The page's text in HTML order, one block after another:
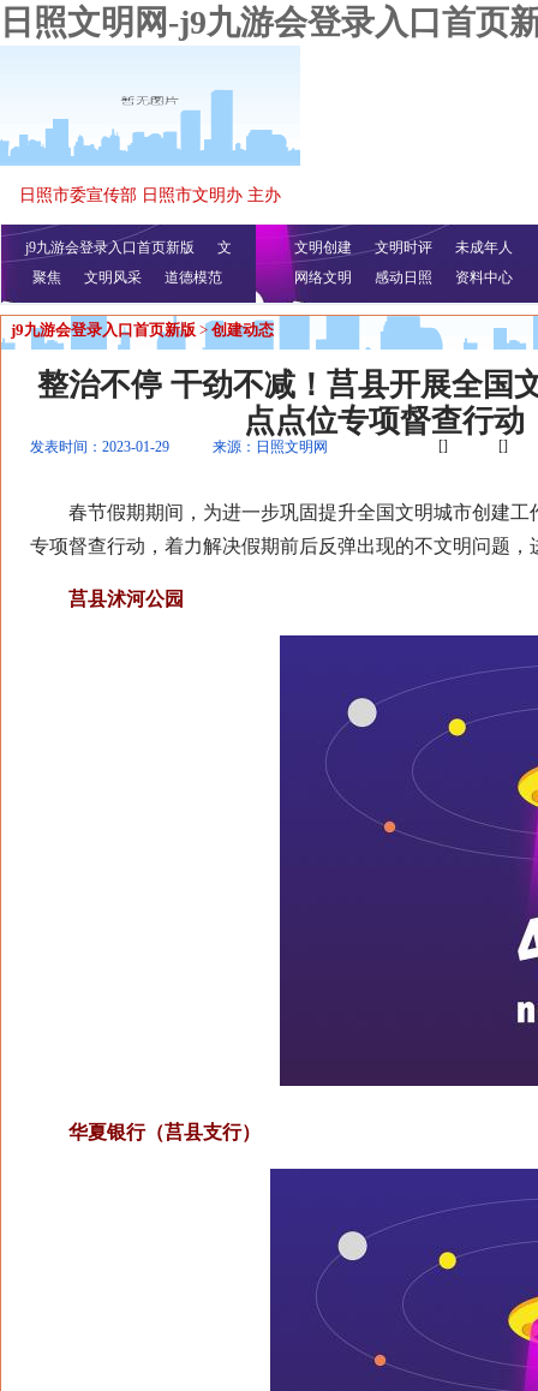
日照文明网-j9九游会登录入口首页
日照市委宣传部 日照市文明办 主办
j9九游会登录入口首页新版
文
明播报
公益视频
聚焦 文明风采 道德模范
文明创建 文明时评
未成年人
网络文明
感动日照 资料中心
j9九游会登录入口首页新版 > 创建动态
整治不停 干劲不减！莒县开展全国
点点位专项督查行动
发表时间：2023-01-29 来源：日照文明网 [] []
春节假期期间，为进一步巩固提升全国文明城市创建工
专项督查行动，着力解决假期前后反弹出现的不文明问题
莒县沭河公园
华夏银行（莒县支行）